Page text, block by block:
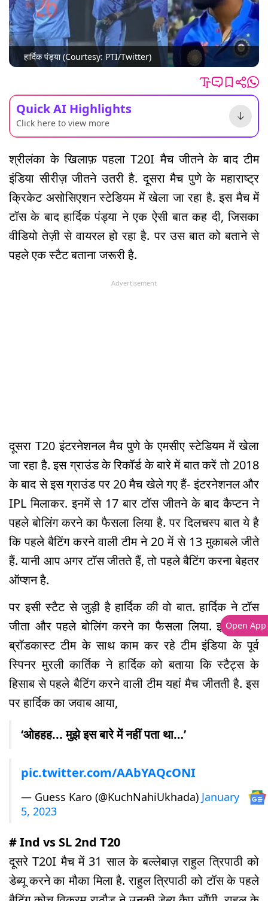
हार्दिक पंड्या (Courtesy: PTI/Twitter)
Quick AI Highlights
Click here to view more
श्रीलंका के खिलाफ़ पहला T20I मैच जीतने के बाद टीम
इंडिया सीरीज़ जीतने उतरी है. दूसरा मैच पुणे के महाराष्ट्र
क्रिकेट असोसिएशन स्टेडियम में खेला जा रहा है. इस मैच में
टॉस के बाद हार्दिक पंड्या ने एक ऐसी बात कह दी, जिसका
वीडियो तेज़ी से वायरल हो रहा है. पर उस बात को बताने से
पहले एक स्टैट बताना जरूरी है.
Advertisement
दूसरा T20 इंटरनेशनल मैच पुणे के एमसीए स्टेडियम में खेला
जा रहा है. इस ग्राउंड के रिकॉर्ड के बारे में बात करें तो 2018
के बाद से इस ग्राउंड पर 20 मैच खेले गए हैं- इंटरनेशनल और
IPL मिलाकर. इनमें से 17 बार टॉस जीतने के बाद कैप्टन ने
पहले बोलिंग करने का फैसला लिया है. पर दिलचस्प बात ये है
कि पहले बैटिंग करने वाली टीम ने 20 में से 13 मुकाबले जीते
हैं. यानी आप अगर टॉस जीतते हैं, तो पहले बैटिंग करना बेहतर
ऑप्शन है.
पर इसी स्टैट से जुड़ी है हार्दिक की वो बात. हार्दिक ने टॉस
जीता और पहले बोलिंग करने का फैसला लिया. इसके बाद
ब्रॉडकास्ट टीम के साथ काम कर रहे टीम इंडिया के पूर्व
स्पिनर मुरली कार्तिक ने हार्दिक को बताया कि स्टैट्स के
हिसाब से पहले बैटिंग करने वाली टीम यहां मैच जीतती है. इस
पर हार्दिक का जवाब आया,
‘ओहहह... मुझे इस बारे में नहीं पता था…’
pic.twitter.com/AAbYAQcONI
— Guess Karo (@KuchNahiUkhada) January
5, 2023
# Ind vs SL 2nd T20
दूसरे T20I मैच में 31 साल के बल्लेबाज़ राहुल त्रिपाठी को
डेब्यू करने का मौका मिला है. राहुल त्रिपाठी को टॉस के पहले
Open App